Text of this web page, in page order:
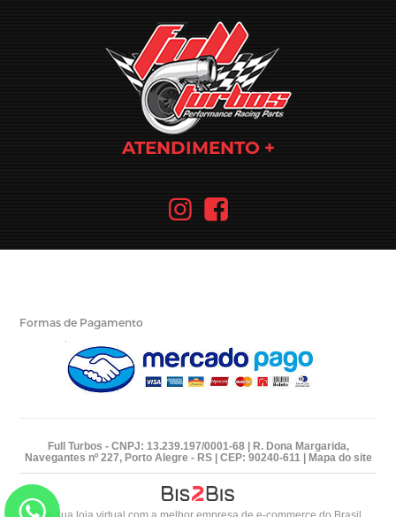
ATENDIMENTO
Formas de Pagamento
Full Turbos - CNPJ: 13.239.197/0001-68 | R. Dona Margarida,
Navegantes nº 227, Porto Alegre - RS | CEP: 90240-611 | Mapa do site